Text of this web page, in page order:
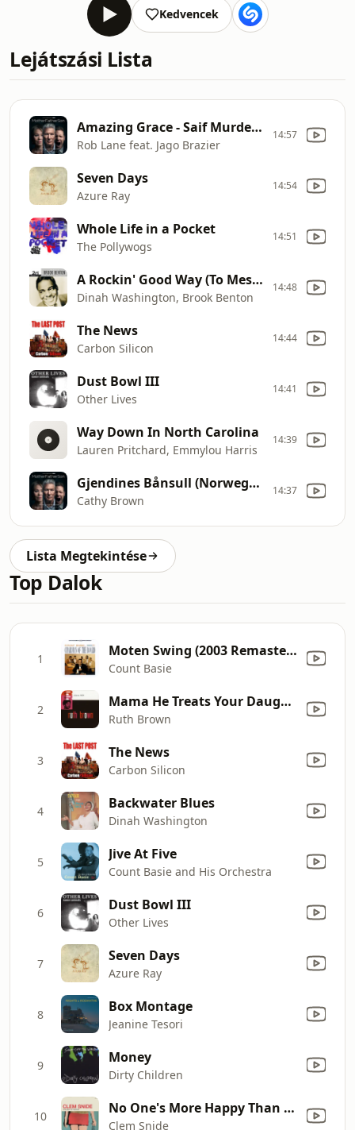
Kedvencek
Lejátszási Lista
Amazing Grace - Saif Murdered
Rob Lane feat. Jago Brazier
14:57
Seven Days
Azure Ray
14:54
Whole Life in a Pocket
The Pollywogs
14:51
A Rockin' Good Way (To Mess Around And Fall In Love)
Dinah Washington, Brook Benton
14:48
The News
Carbon Silicon
14:44
Dust Bowl III
Other Lives
14:41
Way Down In North Carolina
Lauren Pritchard, Emmylou Harris
14:39
Gjendines Bånsull (Norwegian Lullaby)
Cathy Brown
14:37
Lista Megtekintése
Top Dalok
1 Moten Swing (2003 Remastered Version)
Count Basie
2 Mama He Treats Your Daughter Mean
Ruth Brown
3 The News
Carbon Silicon
4 Backwater Blues
Dinah Washington
5 Jive At Five
Count Basie and His Orchestra
6 Dust Bowl III
Other Lives
7 Seven Days
Azure Ray
8 Box Montage
Jeanine Tesori
9 Money
Dirty Children
10 No One's More Happy Than You
Clem Snide